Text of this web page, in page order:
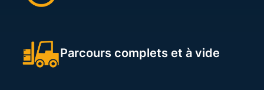
Parcours complets et à vide